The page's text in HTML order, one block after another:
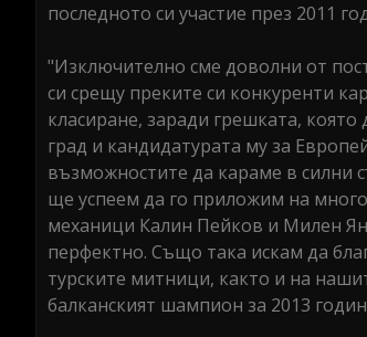
последното си участие през 2011
"Изключително сме доволни от
си срещу преките си конкуренти
класиране, заради грешката,
град и кандидатурата му за
възможностите да караме в силни
ще успеем да го приложим на
механици Калин Пейков и Милен
перфектно. Също така искам да
турските митници, както и на
балканският шампион за 2013